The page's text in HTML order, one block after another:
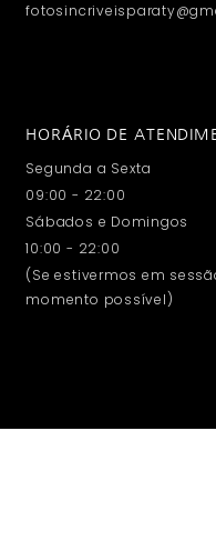
HORÁRIO DE
Segunda a Sexta
09:00 - 22:00
Sábados e Domingos
10:00 - 22:00
(Se estivermos em
momento possível)